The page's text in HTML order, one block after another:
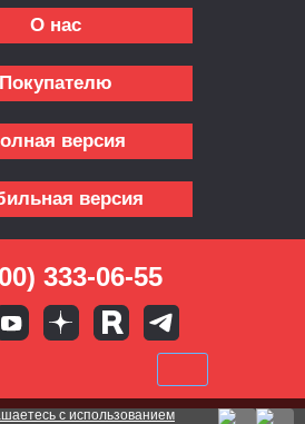
О нас
Покупателю
версия
версия
333-06-55
с использованием